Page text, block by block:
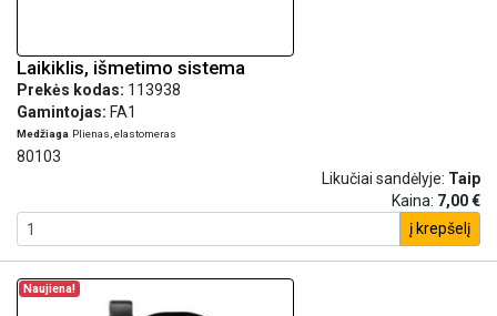
Laikiklis, išmetimo sistema
Prekės kodas: 113938
Gamintojas: FA1
Medžiaga Plienas, elastomeras
80103
Likučiai sandėlyje: Taip
Kaina: 7,00 €
į krepšelį
Naujiena!